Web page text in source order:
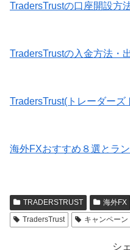
TradersTrustの口座開設方
TradersTrustの入金方法・
TradersTrust(トレーダーズ
海外FXおすすめ８選とラン
TRADERSTRUST 海外FX
TradersTrust
キャンペーン
シ